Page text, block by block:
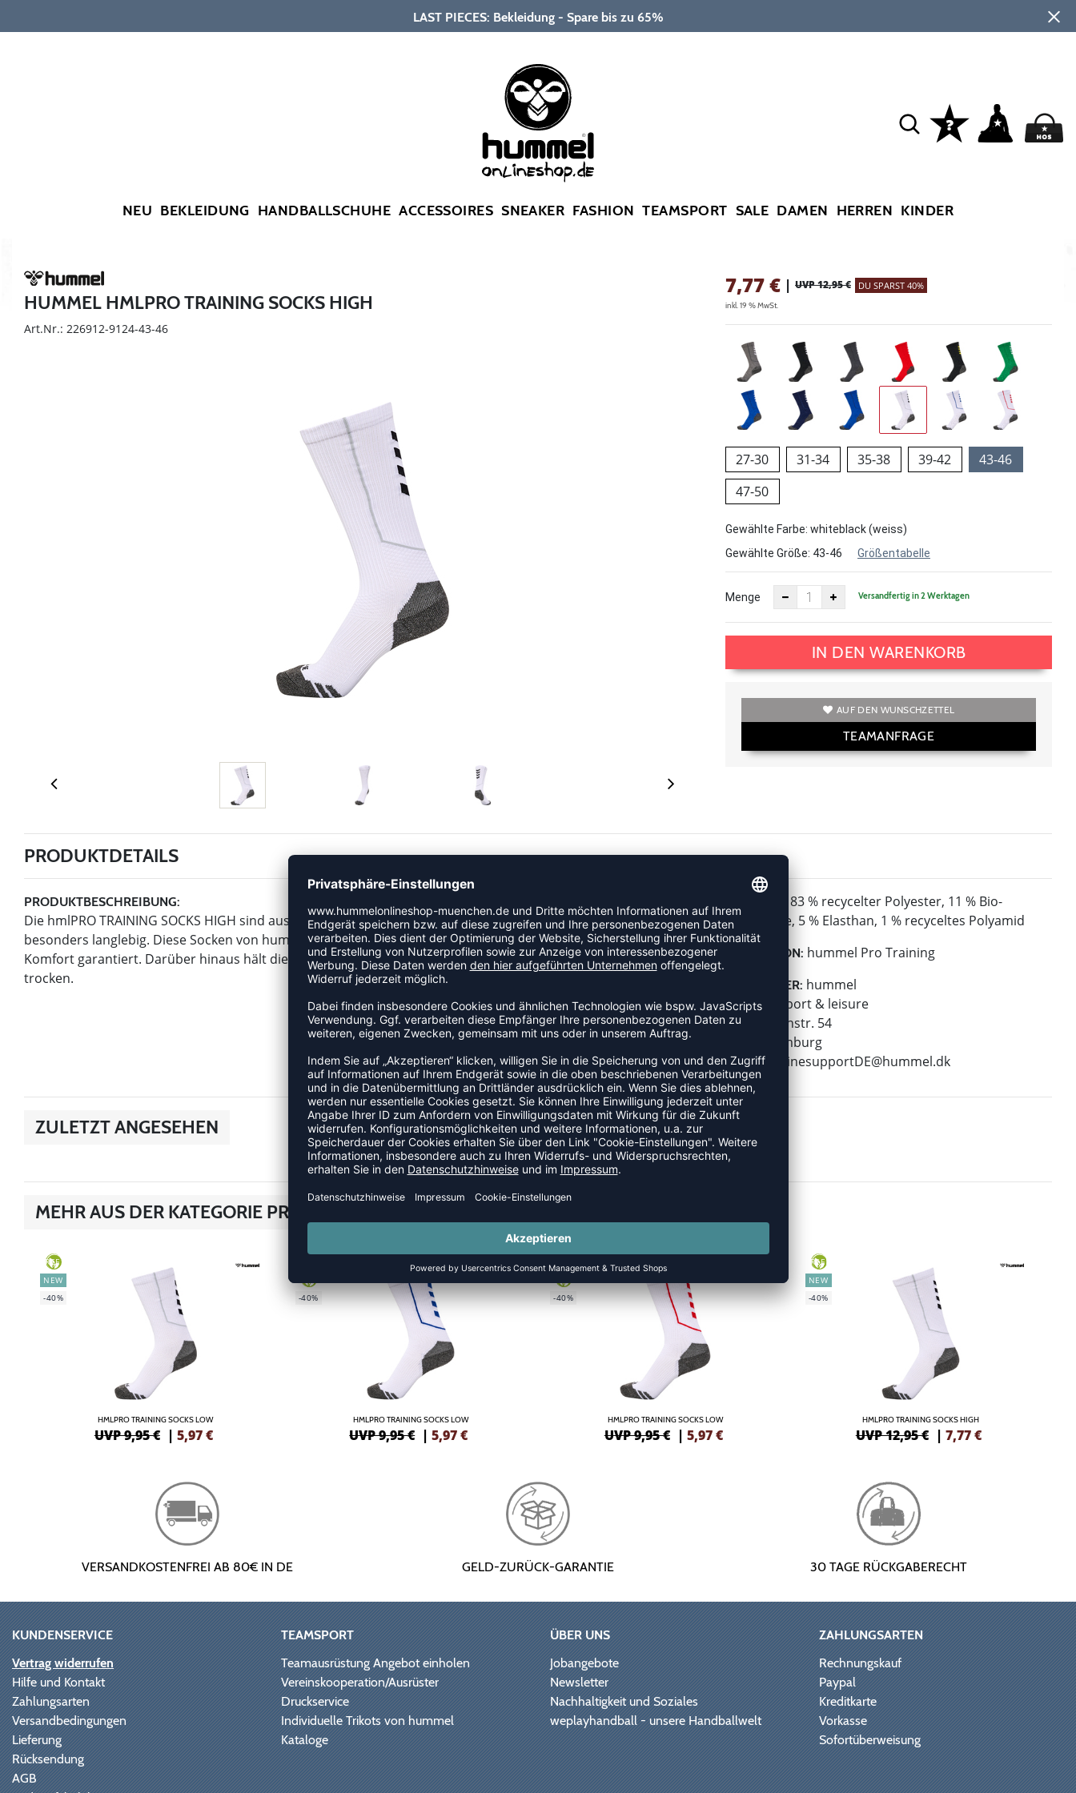
LAST PIECES: Bekleidung - Spare bis zu 65%
NEU BEKLEIDUNG HANDBALLSCHUHE ACCESSOIRES SNEAKER FASHION TEAMSPORT SALE DAMEN HERREN KINDER
HUMMEL HMLPRO TRAINING SOCKS HIGH
Art.Nr.: 226912-9124-43-46
7,77€ | UVP 12,95 € DU SPARST 40%
inkl. 19 % MwSt.
27-30 31-34 35-38 39-42
43-46
47-50
Gewählte Farbe: whiteblack (weiss)
Gewählte Größe: 43-46 Größentabelle
Menge Versandfertig in 2 Werktagen
IN DEN WARENKORB
AUF DEN WUNSCHZETTEL
TEAMANFRAGE
PRODUKTDETAILS
PRODUKTBESCHREIBUNG:
Die hmlPRO TRAINING SOCKS HIGH sind aus einer Stoffmischung mit recyceltem Polyester gefertigt und daher
besonders langlebig. Diese Socken von hummel verfügen über eine Fußgewölbeunterstützung, die zusätzlichen
Komfort garantiert. Darüber hinaus hält die Feuchtigkeitsmanagement-Technologie deine Füße kühl und
trocken.
83 % recycelter Polyester, 11 % Bio-
Baumwolle, 5 % Elasthan, 1 % recyceltes Polyamid
KOLLEKTION: hummel Pro Training
HERSTELLER: hummel
hummel sport & leisure
Leverkusenstr. 54
22761 Hamburg
E-Mail:
onlinesupportDE@hummel.dk
ZULETZT ANGESEHEN
MEHR AUS DER KATEGORIE PRO TRAINING
GREEN
NEW
-40%
HMLPRO TRAINING SOCKS LOW
UVP 9,95 € | 5,97€
-40%
HMLPRO TRAINING SOCKS LOW
UVP 9,95 € |5,97€
-40%
HMLPRO TRAINING SOCKS LOW
UVP 9,95 € | 5,97€
GREEN
NEW
-40%
HMLPRO TRAINING SOCKS HIGH
UVP 12,95 € | 7,77€
VERSANDKOSTENFREI AB 80€ IN DE GELD-ZURÜCK-GARANTIE 30 TAGE RÜCKGABERECHT
KUNDENSERVICE
Vertrag widerrufen
Hilfe und Kontakt
Zahlungsarten
Versandbedingungen
Lieferung
Rücksendung
AGB
TEAMSPORT
Teamausrüstung Angebot einholen
Vereinskooperation/Ausrüster
Druckservice
Individuelle Trikots von hummel
Kataloge
ÜBER UNS
Jobangebote
Newsletter
Nachhaltigkeit und Soziales
weplayhandball - unsere Handballwelt
ZAHLUNGSARTEN
Rechnungskauf
Paypal
Kreditkarte
Vorkasse
Sofortüberweisung